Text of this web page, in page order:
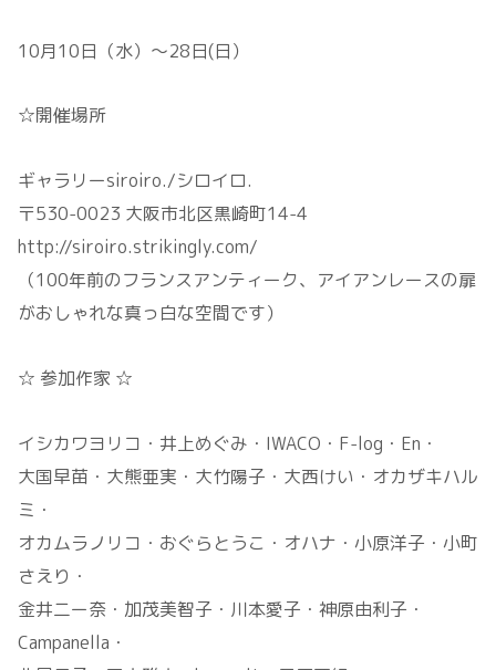
10月10日（水）～28日(日）
☆開催場所
ギャラリーsiroiro./シロイロ.
〒530-0023 大阪市北区黒崎町14-4
http://siroiro.strikingly.com/
（100年前のフランスアンティーク、アイアンレースの扉
がおしゃれな真っ白な空間です）
☆ 参加作家 ☆
イシカワヨリコ・井上めぐみ・IWACO・F-log・En・
大国早苗・大熊亜実・大竹陽子・大西けい・オカザキハル
ミ・
オカムラノリコ・おぐらとうこ・オハナ・小原洋子・小町
さえり・
金井二ー奈・加茂美智子・川本愛子・神原由利子・
Campanella・